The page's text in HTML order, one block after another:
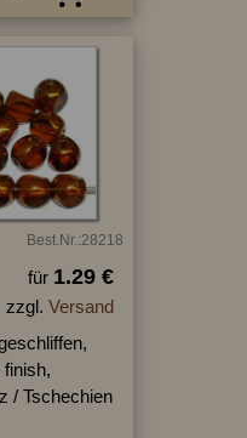
Best.Nr.:28218
für 1.29 €
zzgl. Versand
/ Tschechien